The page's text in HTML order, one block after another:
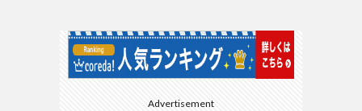
Advertisement